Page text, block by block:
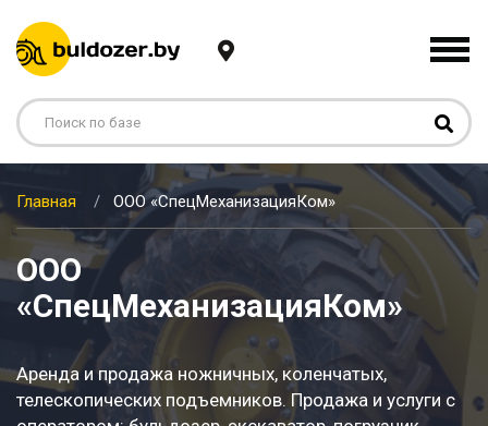
Главная ООО «СпецМеханизацияКом»
ООО
«СпецМеханизацияКом»
Аренда и продажа ножничных, коленчатых,
телескопических подъемников. Продажа и услуги с